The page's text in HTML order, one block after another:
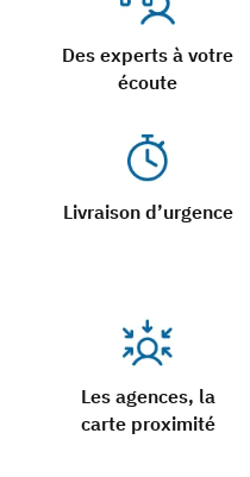
Des experts à votre
écoute
Livraison d’urgence
Les agences, la
carte proximité